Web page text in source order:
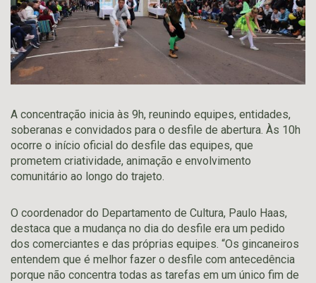
A concentração inicia às 9h, reunindo equipes, entidades,
soberanas e convidados para o desfile de abertura. Às 10h
ocorre o início oficial do desfile das equipes, que
prometem criatividade, animação e envolvimento
comunitário ao longo do trajeto.
O coordenador do Departamento de Cultura, Paulo Haas,
destaca que a mudança no dia do desfile era um pedido
dos comerciantes e das próprias equipes. “Os gincaneiros
entendem que é melhor fazer o desfile com antecedência
porque não concentra todas as tarefas em um único fim de